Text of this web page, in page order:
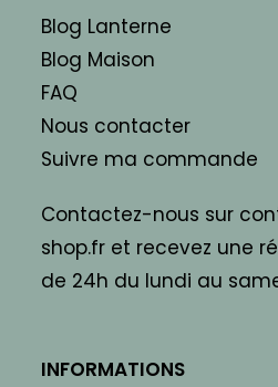
Blog Lanterne
Blog Maison
FAQ
Nous contacter
Suivre ma commande
Contactez-nous sur
shop.fr et recevez une
de 24h du lundi au
INFORMATIONS